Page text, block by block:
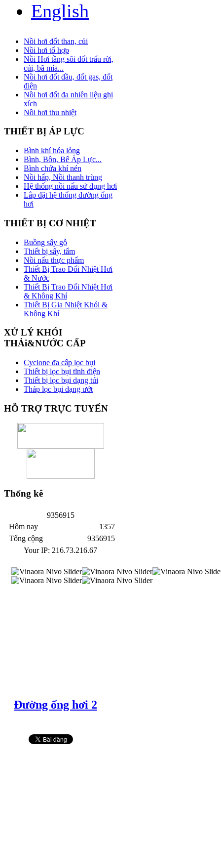
Nồi hơi đốt than, củi
Nồi hơi tổ hợp
Nồi Hơi tầng sôi đốt trấu rời,
củi, bã mía...
Nồi hơi đốt dầu, đốt gas, đốt
điện
Nồi hơi đốt đa nhiên liệu ghi
xích
Nồi hơi thu nhiệt
THIẾT BỊ ÁP LỰC
Bình khí hóa lỏng
Bình, Bồn, Bể Áp Lực...
Bình chứa khí nén
Nồi hấp, Nồi thanh trùng
Hệ thống nồi nấu sử dụng hơi
Lắp đặt hệ thống đường ống
hơi
THIẾT BỊ CƠ NHIỆT
Buồng sấy gỗ
Thiết bị sấy, tẩm
Nồi nấu thực phẩm
Thiết Bị Trao Đổi Nhiệt Hơi
& Nước
Thiết Bị Trao Đổi Nhiệt Hơi
& Không Khí
Thiết Bị Gia Nhiệt Khói &
Không Khí
XỬ LÝ KHÓI
THẢi&NƯỚC CẤP
Cyclone đa cấp lọc bụi
Thiết bị lọc bụi tĩnh điện
Thiết bị lọc bụi dạng túi
Tháp lọc bụi dạng ướt
HỖ TRỢ TRỰC TUYẾN
Thống kê
935691 5
Hôm nay
Tổng cộng
1357
9356915
Your IP: 216.73.216.67
Đường ống hơi 2